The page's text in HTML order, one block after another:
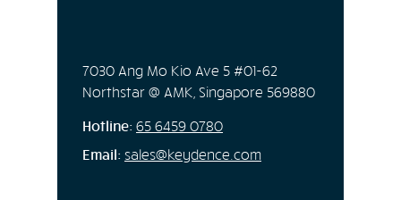
7030 Ang Mo Kio Ave 5 #01-62
Northstar @ AMK, Singapore 569880
Hotline: 65 6459 0780
Email: sales@keydence.com